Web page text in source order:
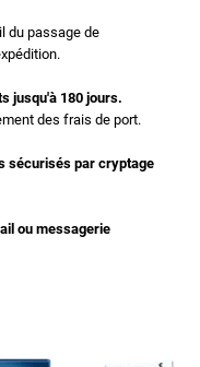
du passage de
jusqu'à 180 jours.
des frais de port.
sécurisés par cryptage
ou messagerie